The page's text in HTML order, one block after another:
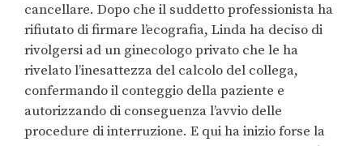
cancellare. Dopo che il suddetto professionista ha
rifiutato di firmare l’ecografia, Linda ha deciso di
rivolgersi ad un ginecologo privato che le ha
rivelato l’inesattezza del calcolo del collega,
confermando il conteggio della paziente e
autorizzando di conseguenza l’avvio delle
procedure di interruzione. E qui ha inizio forse la